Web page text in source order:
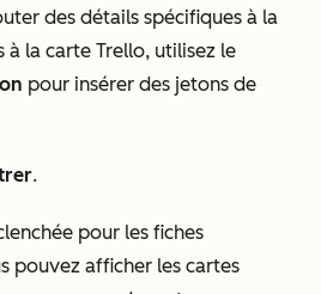
des détails spécifiques à la
la carte Trello, utilisez le
pour insérer des jetons de
.
pour les fiches
pouvez afficher les cartes